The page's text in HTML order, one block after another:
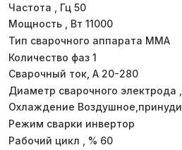
Частота , Гц 50
Мощность , Вт 11000
Тип сварочного аппарата ММА
Количество фаз 1
Сварочный ток, А 20-280
Диаметр сварочного электрода
Охлаждение
Режим сварки инвертор
Рабочий цикл , % 60